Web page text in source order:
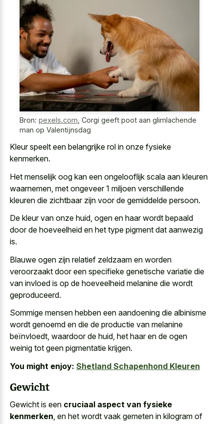
Bron: pexels.com Corgi geeft poot aan glimlachende
man op Valentijnsdag
Kleur speelt een belangrijke rol in onze fysieke
kenmerken.
Het menselijk oog kan een ongelooflijk scala aan kleuren
waarnemen, met ongeveer 1 miljoen verschillende
kleuren die zichtbaar zijn voor de gemiddelde persoon.
De kleur van onze huid, ogen en haar wordt bepaald
door de hoeveelheid en het type pigment dat aanwezig
is.
Blauwe ogen zijn relatief zeldzaam en worden
veroorzaakt door een specifieke genetische variatie die
van invloed is op de hoeveelheid melanine die wordt
geproduceerd.
Sommige mensen hebben een aandoening die albinisme
wordt genoemd en die de productie van melanine
beïnvloedt, waardoor de huid, het haar en de ogen
weinig tot geen pigmentatie krijgen.
You might enjoy: Shetland Schapenhond Kleuren
Gewicht
Gewicht is een cruciaal aspect van fysieke
kenmerken , en het wordt vaak gemeten in kilogram of